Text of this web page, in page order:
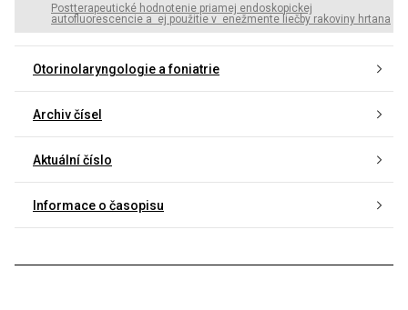
Postterapeutické hodnotenie priamej endoskopickej
autofluorescencie a ej použitie v enežmente liečby rakoviny hrtana
Otorinolaryngologie a foniatrie
Archiv čísel
Aktuální číslo
Informace o časopisu